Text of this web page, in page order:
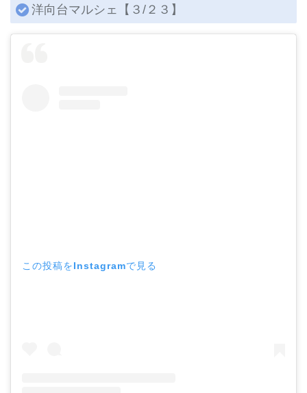
洋向台マルシェ【３/２３】
この投稿をInstagramで見る